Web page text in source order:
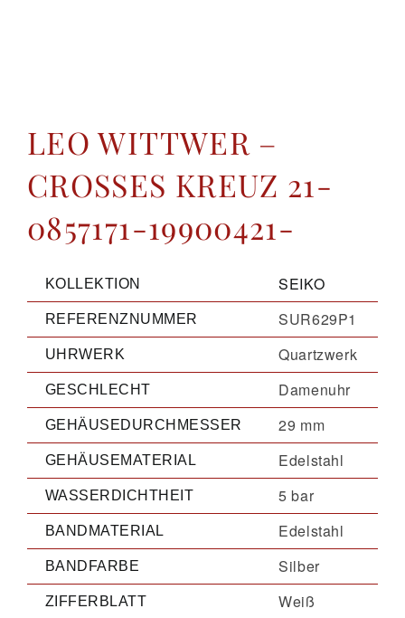
LEO WITTWER –
CROSSES KREUZ 21-
0857171-19900421-
KOLLEKTION SEIKO
REFERENZNUMMER SUR629P1
UHRWERK Quartzwerk
GESCHLECHT Damenuhr
GEHÄUSEDURCHMESSER 29 mm
GEHÄUSEMATERIAL Edelstahl
WASSERDICHTHEIT 5 bar
BANDMATERIAL Edelstahl
BANDFARBE Silber
ZIFFERBLATT Weiß